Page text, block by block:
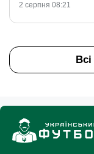
2 серпня 08:21